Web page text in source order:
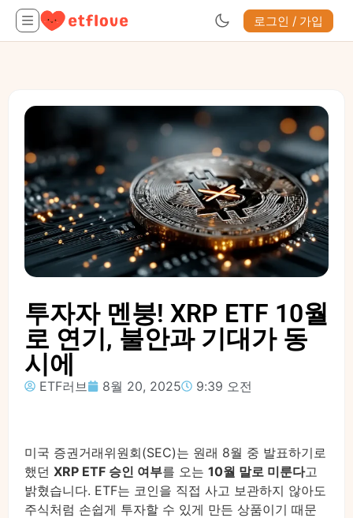
로그인 / 가입
투자자 멘붕! XRP ETF 10월
로 연기, 불안과 기대가 동
시에
ETF러브 8월 20, 2025 9:39 오전
미국 증권거래위원회(SEC)는 원래 8월 중 발표하기로
했던 XRP ETF 승인 여부를 오는 10월 말로 미룬다고
밝혔습니다. ETF는 코인을 직접 사고 보관하지 않아도
주식처럼 손쉽게 투자할 수 있게 만든 상품이기 때문